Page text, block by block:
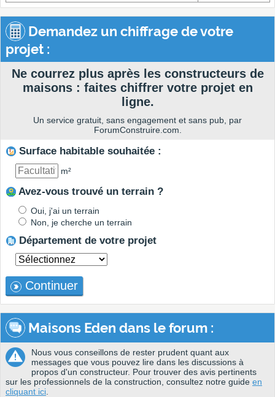
Demandez un chiffrage de votre
projet :
Ne courrez plus après les constructeurs de
maisons : faites chiffrer votre projet en
ligne.
Un service gratuit, sans engagement et sans pub, par
ForumConstruire.com.
Surface habitable souhaitée :
m²
Avez-vous trouvé un terrain ?
Oui, j'ai un terrain
Non, je cherche un terrain
Département de votre projet
Continuer
Maisons Eden dans le forum :
Nous vous conseillons de rester prudent quant aux
messages que vous pouvez lire dans les discussions à
propos d'un constructeur. Pour trouver des avis pertinents
sur les professionnels de la construction, consultez notre guide en
cliquant ici